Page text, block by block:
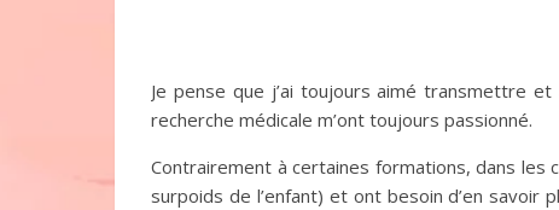
Je pense que j’ai toujours aimé transmettre
recherche médicale m’ont toujours passionné.
Contrairement à certaines formations, dans
surpoids de l’enfant) et ont besoin d’en savoir